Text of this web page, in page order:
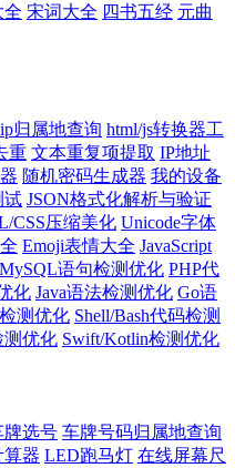
全 宋词大全 四书五经 元曲
ip归属地查询 html/js转换器工
重 文本重复项提取 IP地址
随机密码生成器 我的设备
试 JSON格式化解析与验证
CSS压缩美化 Unicode字体
Emoji表情大全 JavaScript
MySQL语句检测优化 PHP代
化 Java语法检测优化 Go语
测优化 Shell/Bash代码检测
测优化 Swift/Kotlin检测优化
牌选号 车牌号码归属地查询
算器 LED跑马灯 在线屏幕尺